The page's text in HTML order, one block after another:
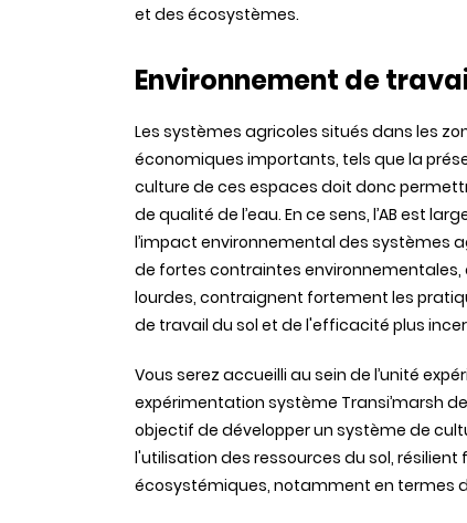
et des écosystèmes.
Environnement de
Les systèmes agricoles situés dans les
économiques importants, tels que la
culture de ces espaces doit donc
de qualité de l’eau. En ce sens, l’AB est
l’impact environnemental des systèmes
de fortes contraintes environnementales,
lourdes, contraignent fortement les
de travail du sol et de l'efficacité plus
Vous serez accueilli au sein de l’unité
expérimentation système Transi’marsh
objectif de développer un système de
l'utilisation des ressources du sol,
écosystémiques, notamment en termes